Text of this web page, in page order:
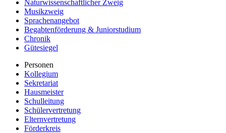
Naturwissenschaftlicher Zweig
Musikzweig
Sprachenangebot
Begabtenförderung & Juniorstudium
Chronik
Gütesiegel
Personen
Kollegium
Sekretariat
Hausmeister
Schulleitung
Schülervertretung
Elternvertretung
Förderkreis